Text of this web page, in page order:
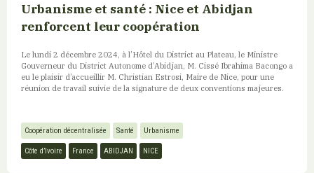
Urbanisme et santé : Nice et Abidjan
renforcent leur coopération
Le lundi 2 décembre 2024, à l’Hôtel du District au Plateau, le Ministre
Gouverneur du District Autonome d’Abidjan, M. Cissé Ibrahima Bacongo a
eu le plaisir d’accueillir M. Christian Estrosi, Maire de Nice, pour une
réunion de travail suivie de la signature de deux conventions majeures.
Coopération décentralisée Santé Urbanisme
Côte d’Ivoire France ABIDJAN NICE